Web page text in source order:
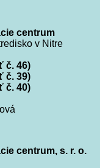
centrum
v Nitre
č. 46)
č. 39)
č. 40)
centrum, s. r. o.